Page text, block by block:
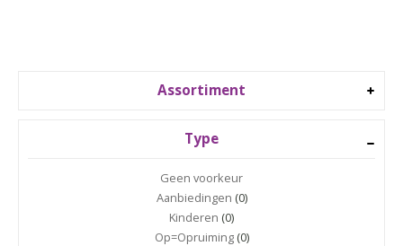
Assortiment
Type
Geen voorkeur
Aanbiedingen (0)
Kinderen (0)
Op=Opruiming(0)